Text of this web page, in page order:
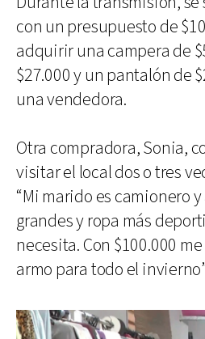
con un presupuesto de
adquirir una campera de
$27.000 y un pantalón de
una vendedora.
Otra compradora, Sonia,
visitar el local dos o tres
“Mi marido es camionero
grandes y ropa más
necesita. Con $100.000
armo para todo el